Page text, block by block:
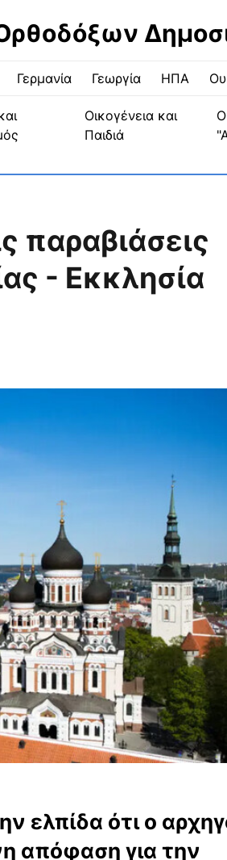
Γερμανία Γεωργία ΗΠΑ
Οικογένεια και
Παιδιά
παραβιάσεις
- Εκκλησία
ελπίδα ότι ο
απόφαση για την